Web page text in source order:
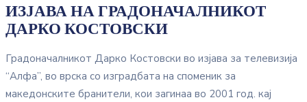
ИЗЈАВА НА ГРАДОНАЧАЛНИКОТ
ДАРКО КОСТОВСКИ
Градоначалникот Дарко Костовски во изјава за телевизија
“Алфа”, во врска со изградбата на споменик за
македонските бранители, кои загинаа во 2001 год. кај